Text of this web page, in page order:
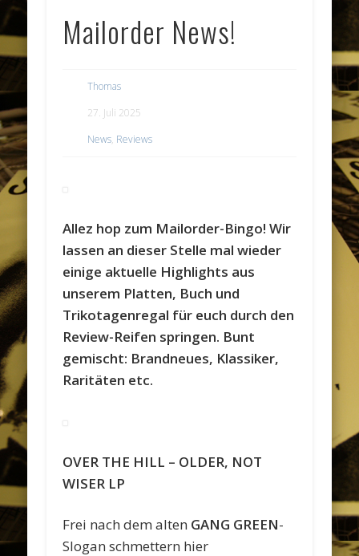
Mailorder News!
Thomas
27. Juli 2025
News, Reviews
Allez hop zum Mailorder-Bingo! Wir
lassen an dieser Stelle mal wieder
einige aktuelle Highlights aus
unserem Platten, Buch und
Trikotagenregal für euch durch den
Review-Reifen springen. Bunt
gemischt: Brandneues, Klassiker,
Raritäten etc.
OVER THE HILL – OLDER, NOT
WISER LP
Frei nach dem alten GANG GREEN-
Slogan schmettern hier